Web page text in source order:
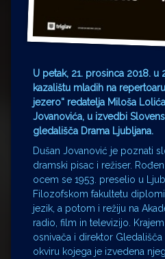
U petak, 21. prosinca 2018.
kazalištu mladih na
jezero“ redatelja Miloša
Jovanovića, u izvedbi
gledališča Drama Ljubljana.
Dušan Jovanović je poznati
dramski pisac i režiser.
ocem se 1953. preselio u
Filozofskom fakultetu
jezik, a potom i režiju na
radio, film in televizijo.
osnivača i direktor Gledališča
okviru kojega je izvedena